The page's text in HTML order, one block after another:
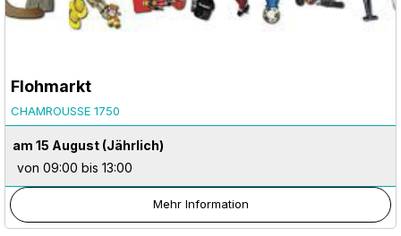
Flohmarkt
CHAMROUSSE 1750
am 15 August (Jährlich)
von 09:00 bis 13:00
Mehr Information